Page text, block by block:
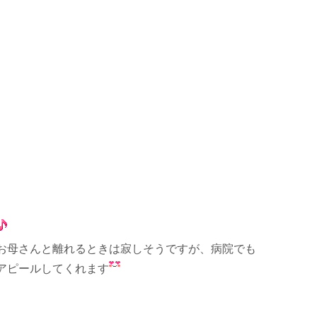
母さんと離れるときは寂しそうですが、病院でも
ピールしてくれます